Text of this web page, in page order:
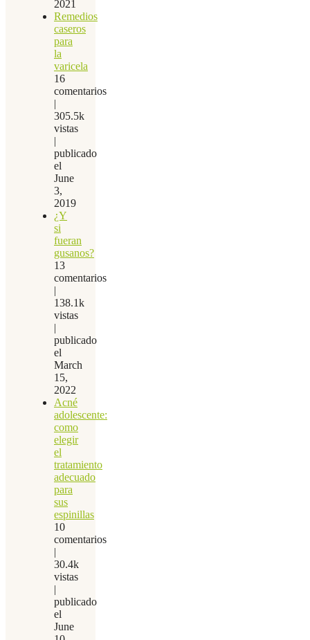
2021
Remedios
caseros
para
la
varicela
16
comentarios
|
305.5k
vistas
|
publicado
el
June
3,
2019
¿Y
si
fueran
gusanos?
13
comentarios
|
138.1k
vistas
|
publicado
el
March
15,
2022
Acné
adolescente:
como
elegir
el
tratamiento
adecuado
para
sus
espinillas
10
comentarios
|
30.4k
vistas
|
publicado
el
June